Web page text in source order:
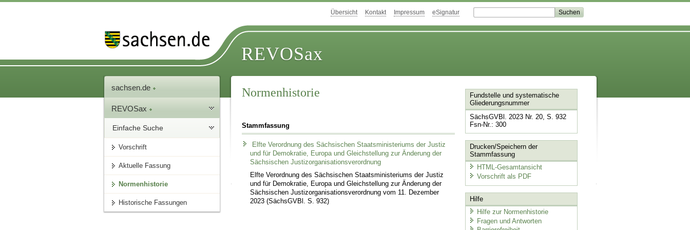
Übersicht Kontakt Impressum eSignatur
REVOSax
sachsen.de
REVOSax
Einfache Suche
Vorschrift
Aktuelle Fassung
Normenhistorie
Historische Fassungen
Normenhistorie
Stammfassung
Elfte Verordnung des Sächsischen Staatsministeriums der Justiz
und für Demokratie, Europa und Gleichstellung zur Änderung der
Sächsischen Justizorganisationsverordnung
Elfte Verordnung des Sächsischen Staatsministeriums der Justiz
und für Demokratie, Europa und Gleichstellung zur Änderung der
Sächsischen Justizorganisationsverordnung vom 11. Dezember
2023 (SächsGVBl. S. 932)
Fundstelle und systematische
Gliederungsnummer
SächsGVBl. 2023 Nr. 20, S. 932
Fsn-Nr.: 300
Drucken/Speichern der
Stammfassung
HTML-Gesamtansicht
Vorschrift als PDF
Hilfe
Hilfe zur Normenhistorie
Fragen und Antworten